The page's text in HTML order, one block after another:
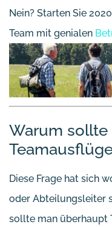
Nein? Starten Sie
Team mit genialen
Warum sollte
Diese Frage hat sich
oder Abteilungsleiter
sollte man überhaupt